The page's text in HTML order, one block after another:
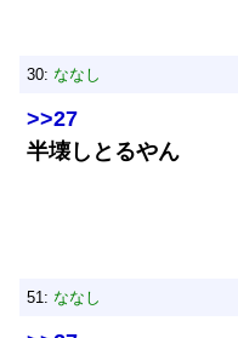
30: ななし
>>27
半壊しとるやん
51: ななし